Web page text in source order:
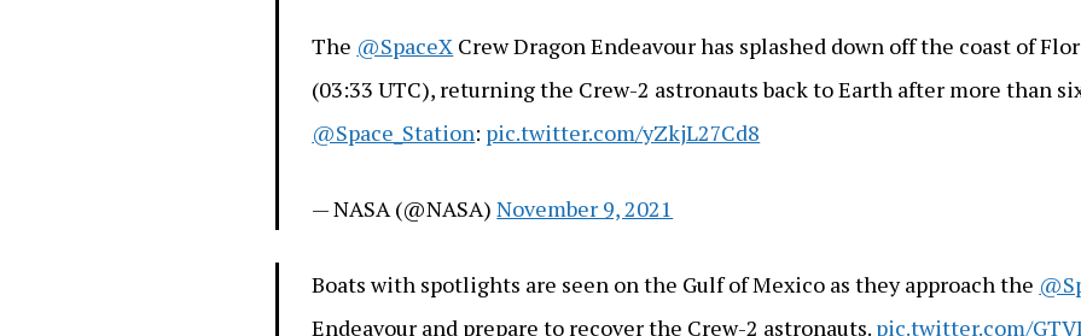
The @SpaceX Crew Dragon Endeavour has splashed down off the coast of
(03:33 UTC), returning the Crew-2 astronauts back to Earth after more than
@Space_Station: pic.twitter.com/yZkjL27Cd8
— NASA (@NASA)November 9, 2021
Boats with spotlights are seen on the Gulf of Mexico as they approach the
Endeavour and prepare to recover the Crew-2 astronauts. pic.twitter.com/